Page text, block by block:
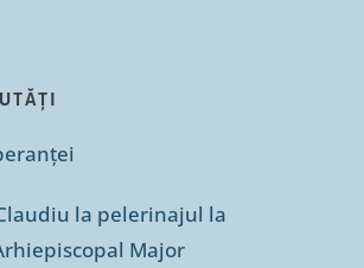
la pelerinajul la
Major